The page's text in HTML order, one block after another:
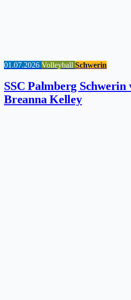
01.07.2026 Volleyball Schwerin
SSC Palmberg
Breanna Kelley